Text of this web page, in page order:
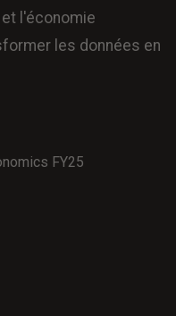
l'économie
les données en
FY25